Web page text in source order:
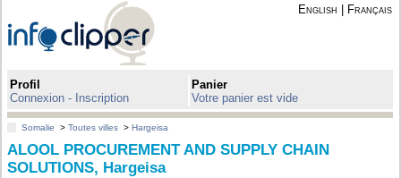
English Français
Profil
Connexion - Inscription
Panier
Votre panier est vide
Somalie >Toutes villes >Hargeisa
ALOOL PROCUREMENT AND SUPPLY CHAIN
SOLUTIONS, Hargeisa